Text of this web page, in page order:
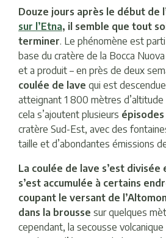
Douze jours après le début de
sur l’Etna, il semble que tout
terminer. Le phénomène est
base du cratère de la Bocca
et a produit – en près de deux
coulée de lave qui est
atteignant 1 800 mètres d’altitude
cela s’ajoutent plusieurs
cratère Sud-Est, avec des
taille et d’abondantes émissions
La coulée de lave s’est
s’est accumulée à certains
coupant le versant de
dans la brousse sur quelques
cependant, la secousse